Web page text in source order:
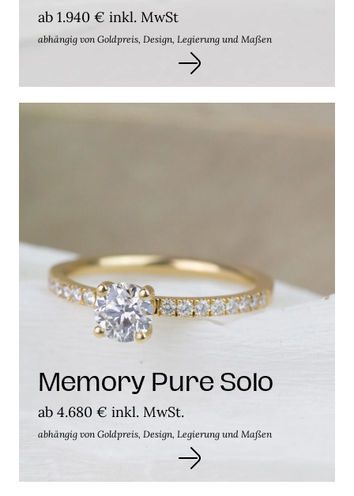
ab 1.940 € inkl. MwSt
abhängig von Goldpreis, Design, Legierung und Maßen
Memory Pure Solo
ab 4.680 € inkl. MwSt.
abhängig von Goldpreis, Design, Legierung und Maßen